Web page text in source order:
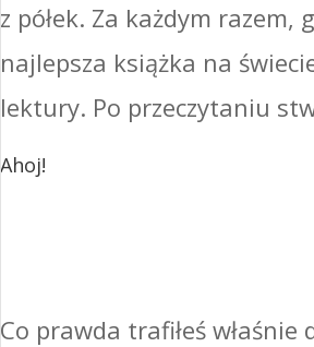
z półek. Za każdym
najlepsza książka na
lektury. Po przeczytaniu
Ahoj!
Co prawda trafiłeś